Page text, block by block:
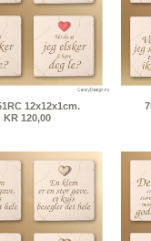
12x12x1cm.
KR 120,00